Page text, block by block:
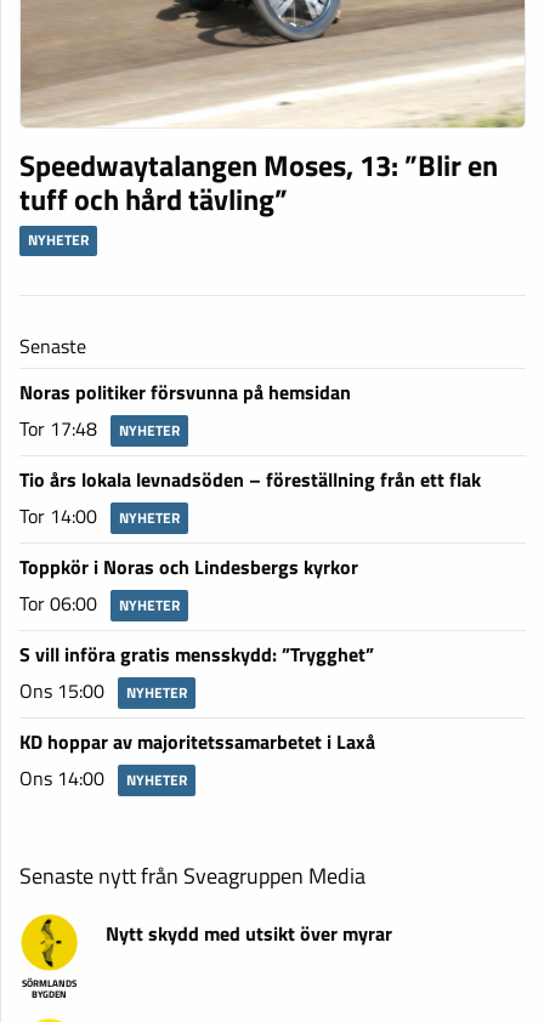
Speedwaytalangen Moses, 13: ”Blir en
tuff och hård tävling”
NYHETER
Senaste
Noras politiker försvunna på hemsidan
Tor 17:48
NYHETER
Tio års lokala levnadsöden – föreställning från ett flak
Tor 14:00
NYHETER
Toppkör i Noras och Lindesbergs kyrkor
Tor 06:00
NYHETER
S vill införa gratis mensskydd: ”Trygghet”
Ons 15:00
NYHETER
KD hoppar av majoritetssamarbetet i Laxå
Ons 14:00
NYHETER
Senaste nytt från Sveagruppen Media
SÖRMLANDS
BYGDEN
Nytt skydd med utsikt över myrar